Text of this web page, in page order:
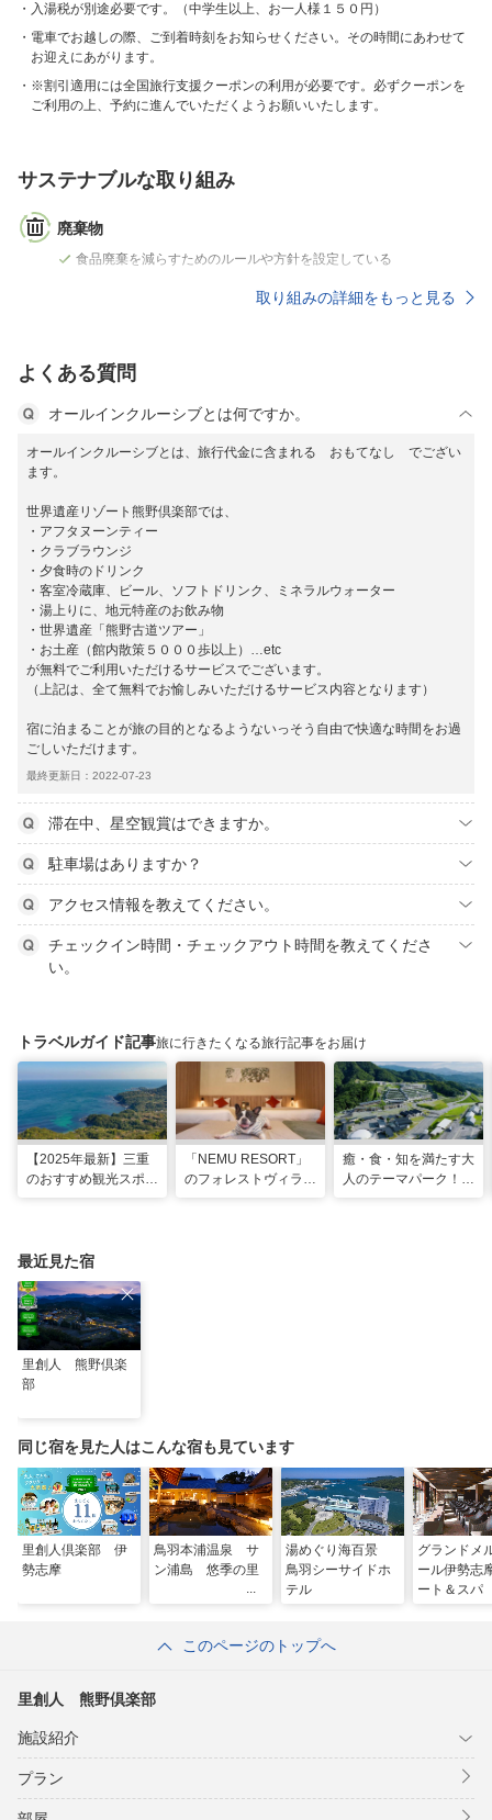
入湯税が別途必要です。（中学生以上、お一人様１５０円）
電車でお越しの際、ご到着時刻をお知らせください。その時間にあわせて
お迎えにあがります。
※割引適用には全国旅行支援クーポンの利用が必要です。必ずクーポンを
ご利用の上、予約に進んでいただくようお願いいたします。
サステナブルな取り組み
廃棄物
食品廃棄を減らすためのルールや方針を設定している
取り組みの詳細をもっと見る
よくある質問
オールインクルーシブとは何ですか。
オールインクルーシブとは、旅行代金に含まれる おもてなし でござい
ます。
世界遺産リゾート熊野倶楽部では、
・アフタヌーンティー
・クラブラウンジ
・夕食時のドリンク
・客室冷蔵庫、ビール、ソフトドリンク、ミネラルウォーター
・湯上りに、地元特産のお飲み物
・世界遺産「熊野古道ツアー」
・お土産（館内散策５０００歩以上）…etc
が無料でご利用いただけるサービスでございます。
（上記は、全て無料でお愉しみいただけるサービス内容となります）
宿に泊まることが旅の目的となるようないっそう自由で快適な時間をお過
ごしいただけます。
最終更新日：2022-07-23
滞在中、星空観賞はできますか。
駐車場はありますか？
アクセス情報を教えてください。
チェックイン時間・チェックアウト時間を教えてくださ
い。
トラベルガイド記事旅に行きたくなる旅行記事をお届け
【2025年最新】三重
のおすすめ観光スポッ
まで
「NEMU RESORT」
のフォレストヴィラ
癒・食・知を満たす大
人のテーマパーク！
最近見た宿
里創人 熊野倶楽
部
同じ宿を見た人はこんな宿も見ています
里創人倶楽部 伊
勢志摩
鳥羽本浦温泉 サ
ン浦島 悠季の里
湯めぐり海百景
鳥羽シーサイドホ
テル
グランドメ
ール伊勢志
ート＆スパ
このページのトップへ
里創人 熊野倶楽部
施設紹介
プラン